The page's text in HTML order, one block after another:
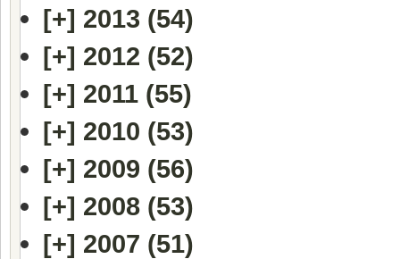
[+] 2013 (54)
[+] 2012 (52)
[+] 2011 (55)
[+] 2010 (53)
[+] 2009 (56)
[+] 2008 (53)
[+] 2007 (51)